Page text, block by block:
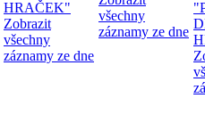
HRAČEK"
Zobrazit
všechny
záznamy ze dne
všechny
záznamy ze dne